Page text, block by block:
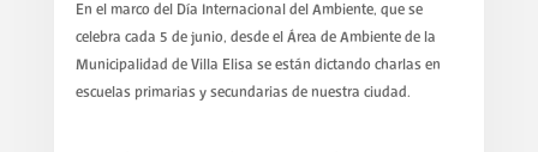
En el marco del Día Internacional del Ambiente, que se
celebra cada 5 de junio, desde el Área de Ambiente de la
Municipalidad de Villa Elisa se están dictando charlas en
escuelas primarias y secundarias de nuestra ciudad.